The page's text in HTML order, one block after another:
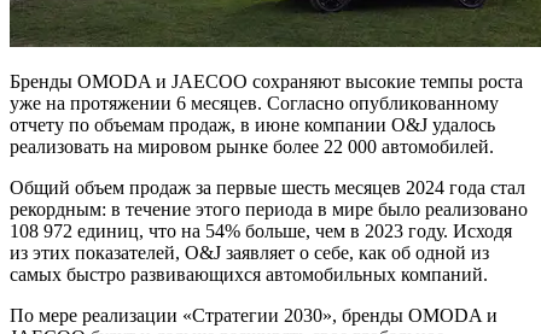
Бренды OMODA и JAECOO сохраняют высокие темпы роста
уже на протяжении 6 месяцев. Согласно опубликованному
отчету по объемам продаж, в июне компании O&J удалось
реализовать на мировом рынке более 22 000 автомобилей.
Общий объем продаж за первые шесть месяцев 2024 года стал
рекордным: в течение этого периода в мире было реализовано
108 972 единиц, что на 54% больше, чем в 2023 году. Исходя
из этих показателей, O&J заявляет о себе, как об одной из
самых быстро развивающихся автомобильных компаний.
По мере реализации «Стратегии 2030», бренды OMODA и